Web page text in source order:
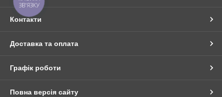
Контакти
Доставка та оплата
Графік роботи
Повна версія сайту
ЗВ'ЯЗКУ